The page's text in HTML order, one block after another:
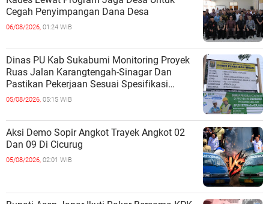
Cegah Penyimpangan Dana Desa
06/08/2026, 01:24 WIB
Dinas PU Kab Sukabumi Monitoring Proyek
Ruas Jalan Karangtengah-Sinagar Dan
Pastikan Pekerjaan Sesuai Spesifikasi
Teknis
05/08/2026, 05:15 WIB
Aksi Demo Sopir Angkot Trayek Angkot 02
Dan 09 Di Cicurug
05/08/2026, 02:01 WIB